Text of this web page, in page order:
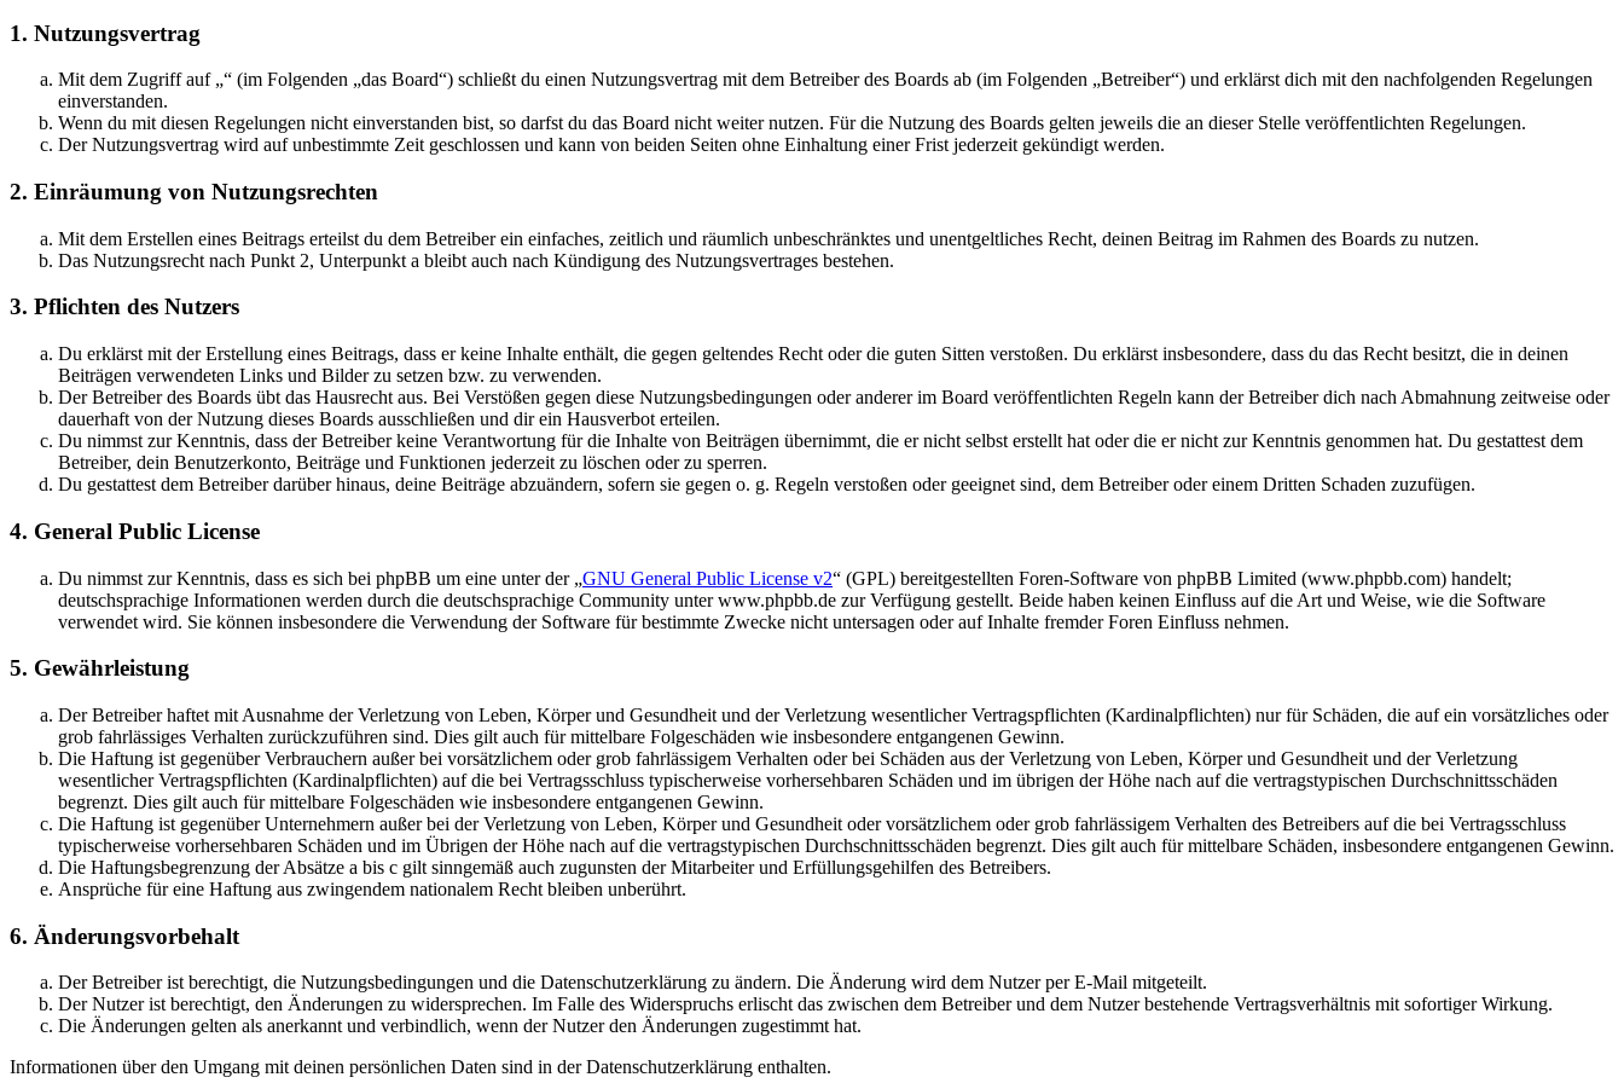
1. Nutzungsvertrag
Mit dem Zugriff auf „“ (im Folgenden „das Board“) schließt du einen Nutzungsvertrag mit dem Betreiber des Boards ab (im Folgenden „Betreiber“) und erklärst dich mit den nachfolgenden Regelungen
einverstanden.
Wenn du mit diesen Regelungen nicht einverstanden bist, so darfst du das Board nicht weiter nutzen. Für die Nutzung des Boards gelten jeweils die an dieser Stelle veröffentlichten Regelungen.
Der Nutzungsvertrag wird auf unbestimmte Zeit geschlossen und kann von beiden Seiten ohne Einhaltung einer Frist jederzeit gekündigt werden.
2. Einräumung von Nutzungsrechten
Mit dem Erstellen eines Beitrags erteilst du dem Betreiber ein einfaches, zeitlich und räumlich unbeschränktes und unentgeltliches Recht, deinen Beitrag im Rahmen des Boards zu nutzen.
Das Nutzungsrecht nach Punkt 2, Unterpunkt a bleibt auch nach Kündigung des Nutzungsvertrages bestehen.
3. Pflichten des Nutzers
Du erklärst mit der Erstellung eines Beitrags, dass er keine Inhalte enthält, die gegen geltendes Recht oder die guten Sitten verstoßen. Du erklärst insbesondere, dass du das Recht besitzt, die in deinen
Beiträgen verwendeten Links und Bilder zu setzen bzw. zu verwenden.
Der Betreiber des Boards übt das Hausrecht aus. Bei Verstößen gegen diese Nutzungsbedingungen oder anderer im Board veröffentlichten Regeln kann der Betreiber dich nach Abmahnung zeitweise oder
dauerhaft von der Nutzung dieses Boards ausschließen und dir ein Hausverbot erteilen.
Du nimmst zur Kenntnis, dass der Betreiber keine Verantwortung für die Inhalte von Beiträgen übernimmt, die er nicht selbst erstellt hat oder die er nicht zur Kenntnis genommen hat. Du gestattest dem
Betreiber, dein Benutzerkonto, Beiträge und Funktionen jederzeit zu löschen oder zu sperren.
Du gestattest dem Betreiber darüber hinaus, deine Beiträge abzuändern, sofern sie gegen o. g. Regeln verstoßen oder geeignet sind, dem Betreiber oder einem Dritten Schaden zuzufügen.
4. General Public License
Du nimmst zur Kenntnis, dass es sich bei phpBB um eine unter der „GNU General Public License v2“ (GPL) bereitgestellten Foren-Software von phpBB Limited (www.phpbb.com) handelt;
deutschsprachige Informationen werden durch die deutschsprachige Community unter www.phpbb.de zur Verfügung gestellt. Beide haben keinen Einfluss auf die Art und Weise, wie die Software
verwendet wird. Sie können insbesondere die Verwendung der Software für bestimmte Zwecke nicht untersagen oder auf Inhalte fremder Foren Einfluss nehmen.
5. Gewährleistung
Der Betreiber haftet mit Ausnahme der Verletzung von Leben, Körper und Gesundheit und der Verletzung wesentlicher Vertragspflichten (Kardinalpflichten) nur für Schäden, die auf ein vorsätzliches oder
grob fahrlässiges Verhalten zurückzuführen sind. Dies gilt auch für mittelbare Folgeschäden wie insbesondere entgangenen Gewinn.
Die Haftung ist gegenüber Verbrauchern außer bei vorsätzlichem oder grob fahrlässigem Verhalten oder bei Schäden aus der Verletzung von Leben, Körper und Gesundheit und der Verletzung
wesentlicher Vertragspflichten (Kardinalpflichten) auf die bei Vertragsschluss typischerweise vorhersehbaren Schäden und im übrigen der Höhe nach auf die vertragstypischen Durchschnittsschäden
begrenzt. Dies gilt auch für mittelbare Folgeschäden wie insbesondere entgangenen Gewinn.
Die Haftung ist gegenüber Unternehmern außer bei der Verletzung von Leben, Körper und Gesundheit oder vorsätzlichem oder grob fahrlässigem Verhalten des Betreibers auf die bei Vertragsschluss
typischerweise vorhersehbaren Schäden und im Übrigen der Höhe nach auf die vertragstypischen Durchschnittsschäden begrenzt. Dies gilt auch für mittelbare Schäden, insbesondere entgangenen Gewinn.
Die Haftungsbegrenzung der Absätze a bis c gilt sinngemäß auch zugunsten der Mitarbeiter und Erfüllungsgehilfen des Betreibers.
Ansprüche für eine Haftung aus zwingendem nationalem Recht bleiben unberührt.
6. Änderungsvorbehalt
Der Betreiber ist berechtigt, die Nutzungsbedingungen und die Datenschutzerklärung zu ändern. Die Änderung wird dem Nutzer per E-Mail mitgeteilt.
Der Nutzer ist berechtigt, den Änderungen zu widersprechen. Im Falle des Widerspruchs erlischt das zwischen dem Betreiber und dem Nutzer bestehende Vertragsverhältnis mit sofortiger Wirkung.
Die Änderungen gelten als anerkannt und verbindlich, wenn der Nutzer den Änderungen zugestimmt hat.
Informationen über den Umgang mit deinen persönlichen Daten sind in der Datenschutzerklärung enthalten.